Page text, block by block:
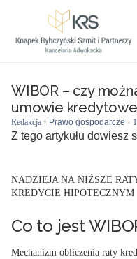
WIBOR – czy
umowie
Redakcja Prawo gospodarcze
Z tego artykułu dowiesz
NADZIEJA NA NIŻSZE
KREDYCIE HIPOTECZNYM
Co to jest
Mechanizm obliczenia raty